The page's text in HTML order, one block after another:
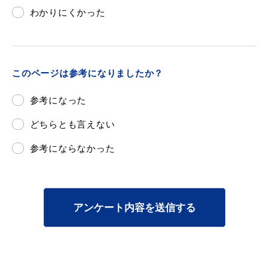
目的別の
申請書
ダウンロード
電子申請
わかりにくかった
このページは参考になりましたか？
参考になった
どちらとも言えない
参考にならなかった
アンケート内容を送信する